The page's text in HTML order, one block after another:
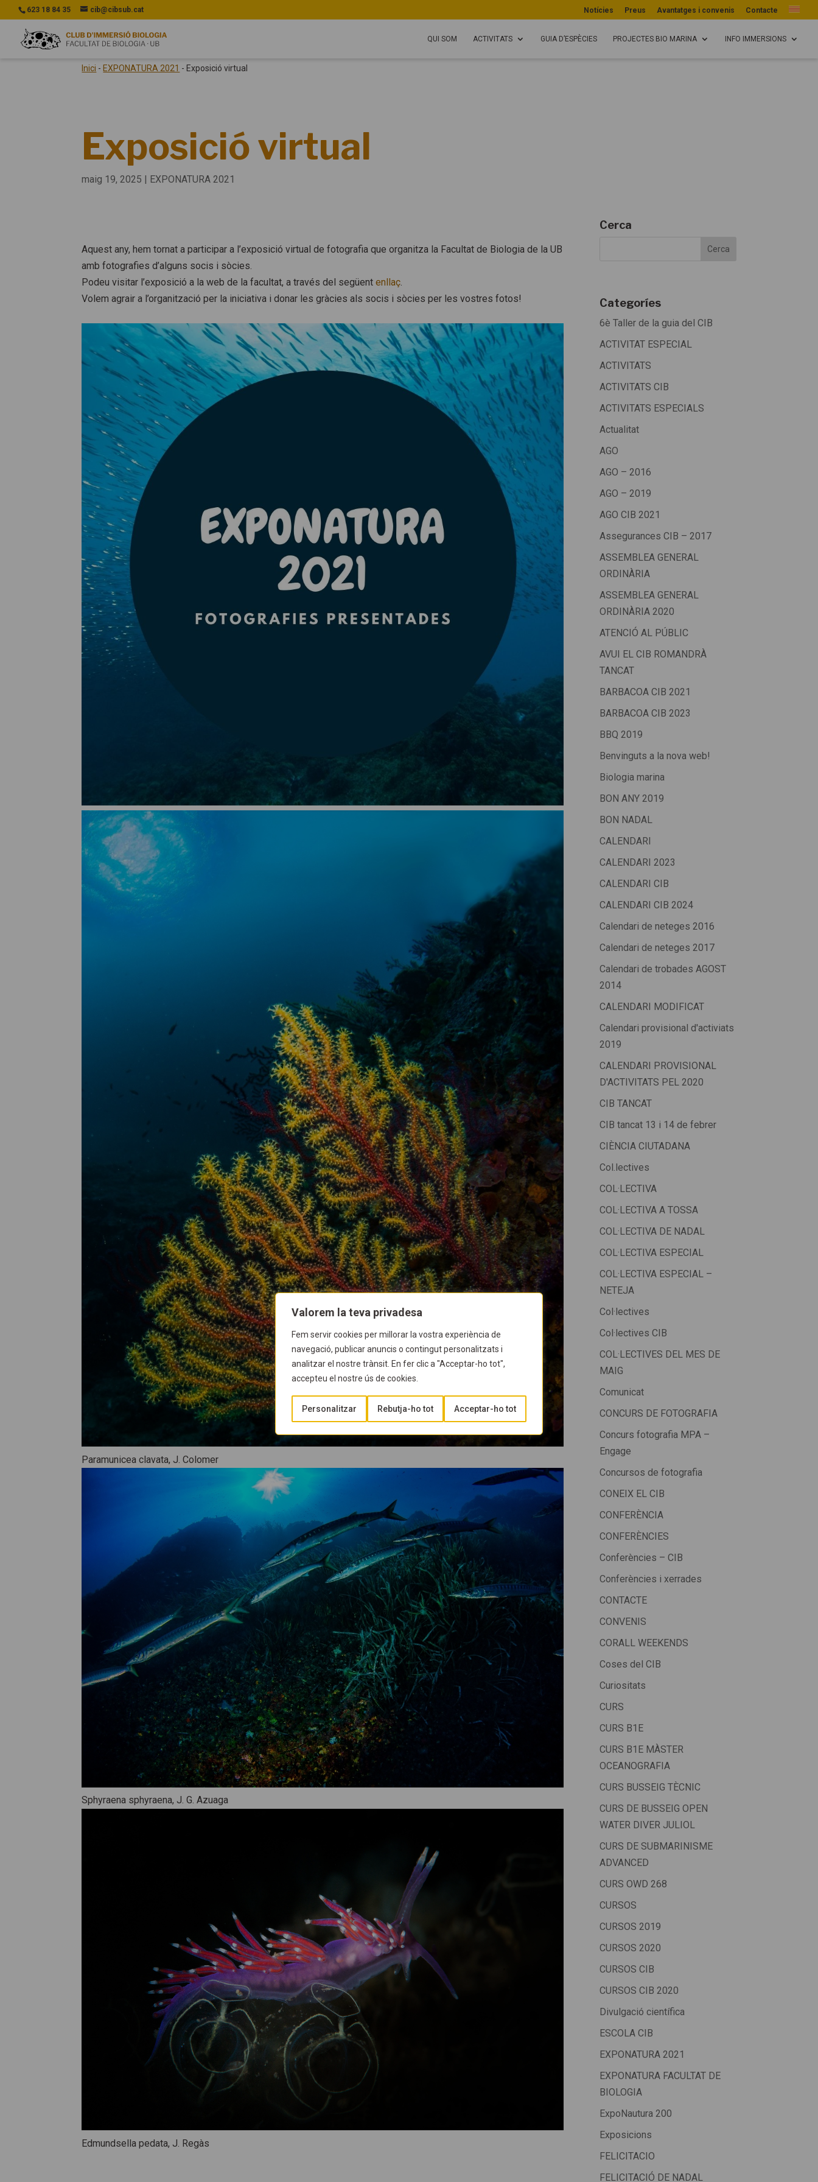
Valorem la teva privadesa
Fem servir cookies per millorar la vostra experiència de
navegació, publicar anuncis o contingut personalitzats i
analitzar el nostre trànsit. En fer clic a "Acceptar-ho tot",
accepteu el nostre ús de cookies.
Personalitzar Rebutja-ho tot Acceptar-ho tot
623 18 84 35 cib@cibsub.cat Notícies Preus Avantatges i convenis Contacte
QUI SOM ACTIVITATS GUIA D’ESPÈCIES PROJECTES BIO MARINA INFO IMMERSIONS
Inici - EXPONATURA 2021 - Exposició virtual
Exposició virtual
maig 19, 2025 | EXPONATURA 2021
Aquest any, hem tornat a participar a l’exposició virtual de fotografia que organitza la Facultat de Biologia de la UB
amb fotografies d’alguns socis i sòcies.
Podeu visitar l’exposició a la web de la facultat, a través del següentenllaç.
Volem agrair a l’organització per la iniciativa i donar les gràcies als socis i sòcies per les vostres fotos!
Paramunicea clavata, J. Colomer
Sphyraena sphyraena, J. G. Azuaga
Edmundsella pedata, J. Regàs
Cerca
Categoríes
6è Taller de la guia del CIB
ACTIVITAT ESPECIAL
ACTIVITATS
ACTIVITATS CIB
ACTIVITATS ESPECIALS
Actualitat
AGO
AGO – 2016
AGO – 2019
AGO CIB 2021
Assegurances CIB – 2017
ASSEMBLEA GENERAL
ORDINÀRIA
ASSEMBLEA GENERAL
ORDINÀRIA 2020
ATENCIÓ AL PÚBLIC
AVUI EL CIB ROMANDRÀ
TANCAT
BARBACOA CIB 2021
BARBACOA CIB 2023
BBQ 2019
Benvinguts a la nova web!
Biologia marina
BON ANY 2019
BON NADAL
CALENDARI
CALENDARI 2023
CALENDARI CIB
CALENDARI CIB 2024
Calendari de neteges 2016
Calendari de neteges 2017
Calendari de trobades AGOST
2014
CALENDARI MODIFICAT
Calendari provisional d'activiats
2019
CALENDARI PROVISIONAL
D'ACTIVITATS PEL 2020
CIB TANCAT
CIB tancat 13 i 14 de febrer
CIÈNCIA CIUTADANA
Col.lectives
COL·LECTIVA
COL·LECTIVA A TOSSA
COL·LECTIVA DE NADAL
COL·LECTIVA ESPECIAL
COL·LECTIVA ESPECIAL –
NETEJA
Col·lectives
Col·lectives CIB
COL·LECTIVES DEL MES DE
MAIG
Comunicat
CONCURS DE FOTOGRAFIA
Concurs fotografia MPA –
Engage
Concursos de fotografia
CONEIX EL CIB
CONFERÈNCIA
CONFERÈNCIES
Conferències – CIB
Conferències i xerrades
CONTACTE
CONVENIS
CORALL WEEKENDS
Coses del CIB
Curiositats
CURS
CURS B1E
CURS B1E MÀSTER
OCEANOGRAFIA
CURS BUSSEIG TÈCNIC
CURS DE BUSSEIG OPEN
WATER DIVER JULIOL
CURS DE SUBMARINISME
ADVANCED
CURS OWD 268
CURSOS
CURSOS 2019
CURSOS 2020
CURSOS CIB
CURSOS CIB 2020
Divulgació científica
ESCOLA CIB
EXPONATURA 2021
EXPONATURA FACULTAT DE
BIOLOGIA
ExpoNautura 200
Exposicions
FELICITACIO
FELICITACIÓ DE NADAL